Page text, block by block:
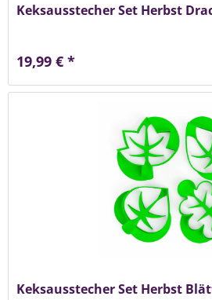
Keksausstecher Set Herbst
19,99 € *
Keksausstecher Set Herbst